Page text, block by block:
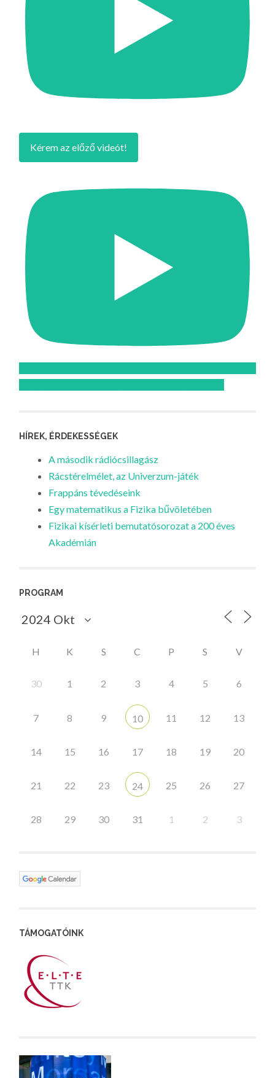
Kérem az előző videót!
HÍREK, ÉRDEKESSÉGEK
A második rádiócsillagász
Rácstérelmélet, az Univerzum-játék
Frappáns tévedéseink
Egy matematikus a Fizika bűvöletében
Fizikai kísérleti bemutatósorozat a 200 éves
Akadémián
PROGRAM
H K S C P S V
30 1 2 3 4 5 6
7 8 9 10 11 12 13
14 15 16 17 18 19 20
21 22 23 24 25 26 27
28 29 30 31 1 2 3
TÁMOGATÓINK